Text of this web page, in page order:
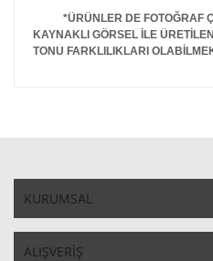
*ÜRÜNLER DE FOTOĞRAF
KAYNAKLI GÖRSEL İLE
TONU FARKLILIKLARI
KURUMSAL
ALIŞVERİŞ